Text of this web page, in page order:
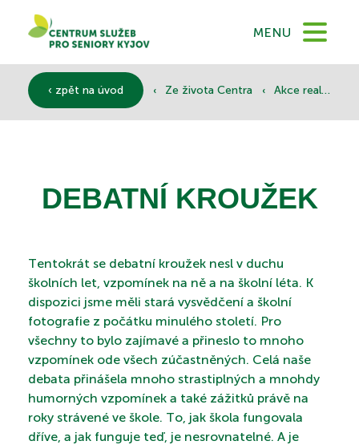
MENU
O NÁS
SPONZOŘI
KONTAKTY
PROHLÍDKA
‹ zpět na úvod ‹ Ze života Centra ‹ Akce realizované
DEBATNÍ KROUŽEK
Tentokrát se debatní kroužek nesl v duchu
školních let, vzpomínek na ně a na školní léta. K
dispozici jsme měli stará vysvědčení a školní
fotografie z počátku minulého století. Pro
všechny to bylo zajímavé a přineslo to mnoho
vzpomínek ode všech zúčastněných. Celá naše
debata přinášela mnoho strastiplných a mnohdy
humorných vzpomínek a také zážitků právě na
roky strávené ve škole. To, jak škola fungovala
dříve, a jak funguje teď, je nesrovnatelné. A je